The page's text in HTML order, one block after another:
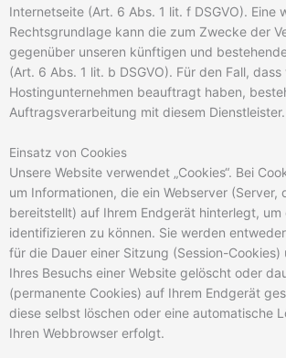
Internetseite (Art. 6 Abs. 1 lit. f DSGVO). Eine
Rechtsgrundlage kann die zum Zwecke der
gegenüber unseren künftigen und
(Art. 6 Abs. 1 lit. b DSGVO). Für den Fall, dass
Hostingunternehmen beauftragt haben,
Auftragsverarbeitung mit diesem Dienstleister.
Einsatz von Cookies
Unsere Website verwendet „Cookies“. Bei
um Informationen, die ein Webserver (Server,
bereitstellt) auf Ihrem Endgerät hinterlegt, um
identifizieren zu können. Sie werden
für die Dauer einer Sitzung (Session-Cookies)
Ihres Besuchs einer Website gelöscht oder
(permanente Cookies) auf Ihrem Endgerät
diese selbst löschen oder eine automatische
Ihren Webbrowser erfolgt.